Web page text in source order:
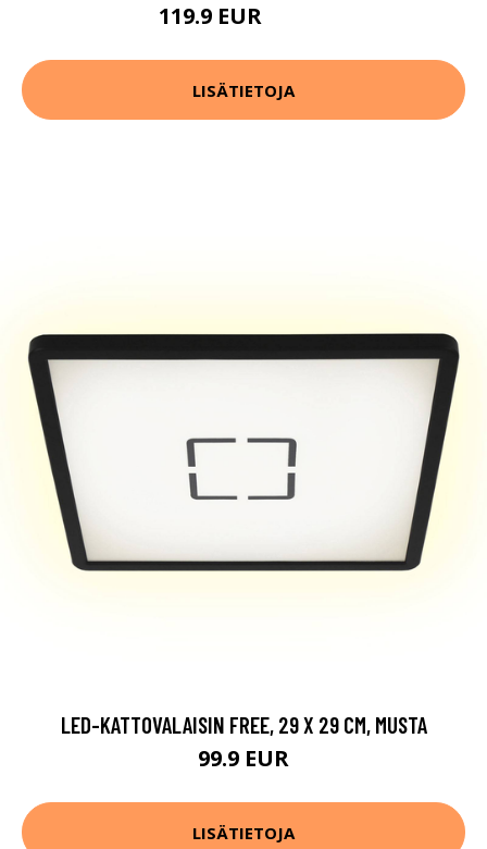
119.9 EUR
LISÄTIETOJA
LED-KATTOVALAISIN FREE, 29 X 29 CM, MUSTA
99.9 EUR
LISÄTIETOJA